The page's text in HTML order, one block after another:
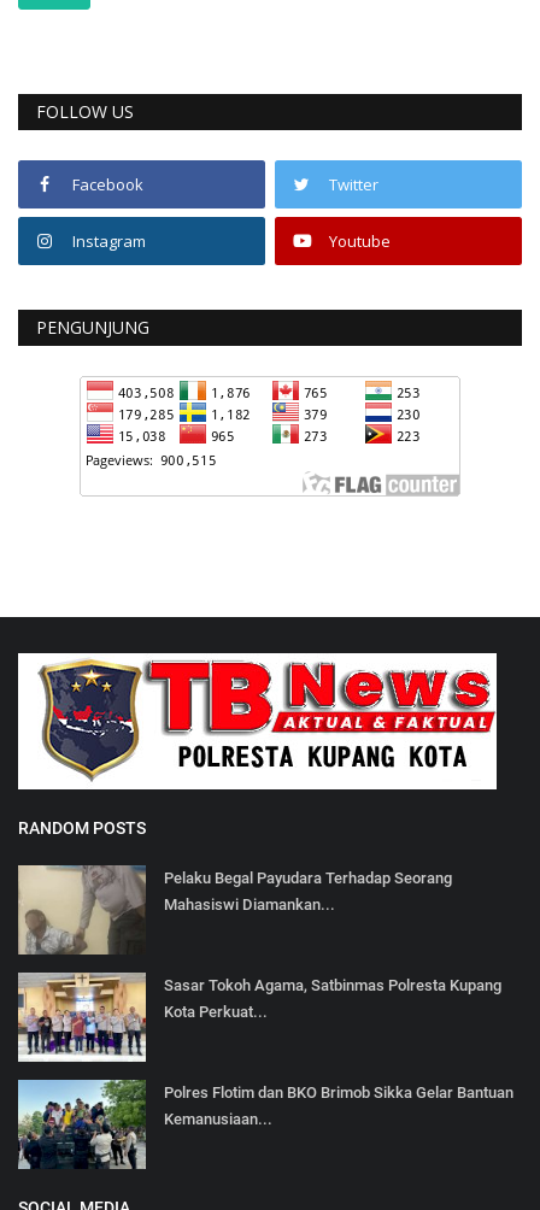
FOLLOW US
Facebook Twitter
Instagram Youtube
PENGUNJUNG
RANDOM POSTS
Pelaku Begal Payudara Terhadap Seorang
Mahasiswi Diamankan...
Sasar Tokoh Agama, Satbinmas Polresta Kupang
Kota Perkuat...
Polres Flotim dan BKO Brimob Sikka Gelar Bantuan
Kemanusiaan...